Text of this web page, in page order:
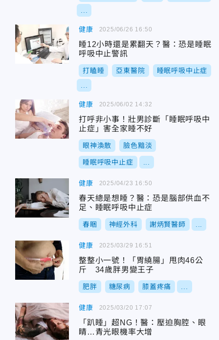
健康
睡12小時還是累翻天？醫：恐是睡眠
呼吸中止警訊
打瞌睡 亞東醫院 睡眠呼吸中止症
2025/06/26 16:50
健康
打呼非小事！壯男診斷「睡眠呼吸中
止症」害全家睡不好
眼神渙散 臉色黯淡
睡眠呼吸中止症
2025/06/02 14:32
健康
春天總是想睡？醫：恐是腦部供血不
足、睡眠呼吸中止症
春睏 神經外科 謝炳賢醫師
2025/04/23 16:50
健康
整整小一號！「胃繞腸」甩肉46公
斤 34歲胖男變王子
肥胖 糖尿病 膝蓋疼痛
2025/03/29 16:51
健康
「趴睡」超NG！醫：壓迫胸腔、眼
睛…青光眼機率大增
2025/03/20 17:07